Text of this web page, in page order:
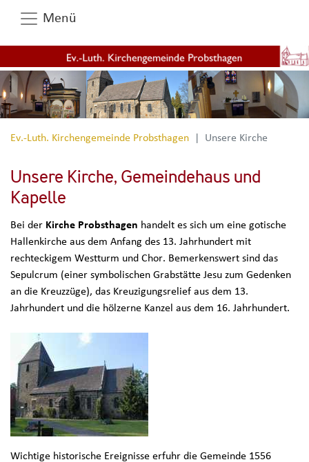
Menü
Ev.-Luth. Kirchengemeinde Probsthagen Unsere Kirche
Unsere Kirche, Gemeindehaus und
Kapelle
Bei der Kirche Probsthagen handelt es sich um eine gotische
Hallenkirche aus dem Anfang des 13. Jahrhundert mit
rechteckigem Westturm und Chor. Bemerkenswert sind das
Sepulcrum (einer symbolischen Grabstätte Jesu zum Gedenken
an die Kreuzzüge), das Kreuzigungsrelief aus dem 13.
Jahrhundert und die hölzerne Kanzel aus dem 16. Jahrhundert.
Wichtige historische Ereignisse erfuhr die Gemeinde 1556